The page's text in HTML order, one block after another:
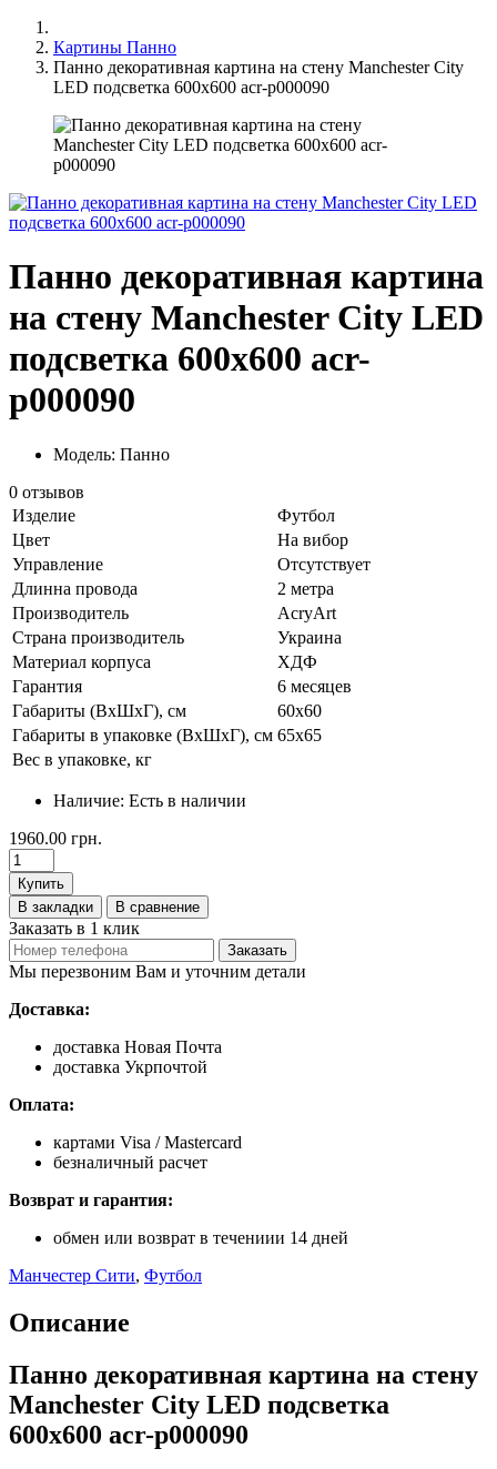
Картины Панно
Панно декоративная картина на стену Manchester City
LED подсветка 600х600 acr-p000090
Панно декоративная картина
на стену Manchester City LED
подсветка 600х600 acr-
p000090
Модель: Панно
0 отзывов
Изделие
Футбол
Цвет
На вибор
Управление
Отсутствует
Длинна провода
2 метра
Производитель
AcryArt
Страна производитель
Украина
Материал корпуса
ХДФ
Гарантия
6 месяцев
Габариты (ВхШхГ), см
60x60
Габариты в упаковке (ВхШхГ), см 65x65
Вес в упаковке, кг
Наличие: Есть в наличии
1960.00 грн.
Купить
В закладки
В сравнение
Заказать в 1 клик
Заказать
Мы перезвоним Вам и уточним детали
Доставка:
доставка Новая Почта
доставка Укрпочтой
Оплата:
картами Visa / Mastercard
безналичный расчет
Возврат и гарантия:
обмен или возврат в течениии 14 дней
Манчестер Сити, Футбол
Описание
Панно декоративная картина на стену
Manchester City LED подсветка
600х600 acr-p000090